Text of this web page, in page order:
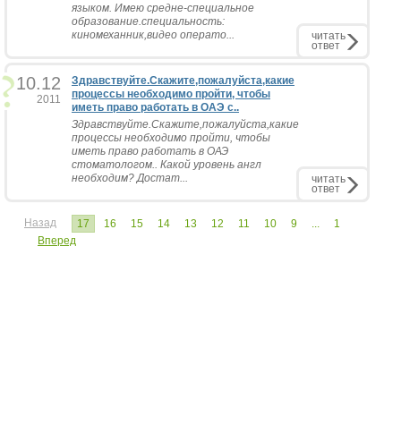
языком. Имею средне-специальное
образование.специальность:
киномеханник,видео операто...
читать
ответ
10.12
2011
Здравствуйте.Скажите,пожалуйста,какие
процессы необходимо пройти, чтобы
иметь право работать в ОАЭ с..
Здравствуйте.Скажите,пожалуйста,какие
процессы необходимо пройти, чтобы
иметь право работать в ОАЭ
стоматологом.. Какой уровень англ
необходим? Достат...
читать
ответ
Назад 17 16 15 14 13 12 11 10 9 ...
1
Вперед